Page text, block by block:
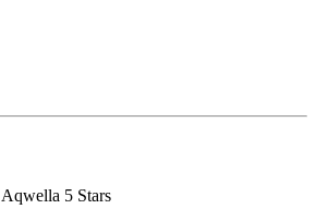
Aqwella 5 Stars